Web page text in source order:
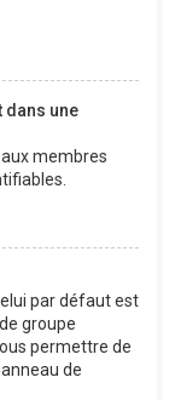
dans une
membres
par défaut est
groupe
permettre de
de